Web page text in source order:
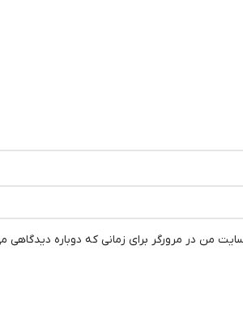
من در مرورگر برای زمانی که دوباره دیدگاهی